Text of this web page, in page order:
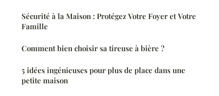
Sécurité à la Maison : Protégez Votre Foyer et Votre
Famille
Comment bien choisir sa tireuse à bière ?
5 idées ingénieuses pour plus de place dans une
petite maison